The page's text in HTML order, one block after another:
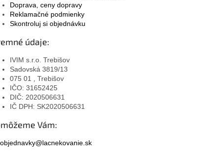
Doprava, ceny dopravy
Reklamačné podmienky
Skontroluj si objednávku
údaje:
IVIM s.r.o. Trebišov
Sadovská 3819/13
075 01 , Trebišov
IČO: 31652425
DIČ: 2020506631
IČ DPH: SK2020506631
Vám:
objednavky@lacnekovanie.sk